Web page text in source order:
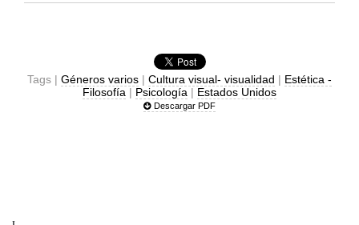
Tags | Géneros varios | Cultura visual- visualidad | Estética -
Filosofía | Psicología | Estados Unidos
Descargar PDF